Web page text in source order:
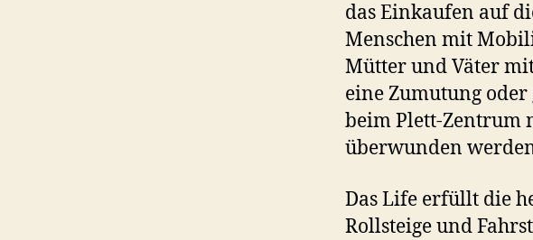
das Einkaufen auf
Menschen mit
Mütter und Väter
eine Zumutung
beim Plett-Zentrum
überwunden
Das Life erfüllt die
Rollsteige und